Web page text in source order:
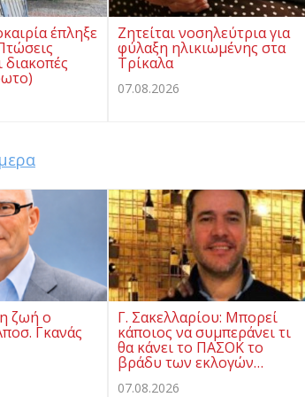
έπληξε
διακοπές
Ζητείται νοσηλεύτρια για
φύλαξη ηλικιωμένης στα
Τρίκαλα
07.08.2026
ζωή ο
Γκανάς
Γ. Σακελλαρίου: Μπορεί
κάποιος να συμπεράνει τι
θα κάνει το ΠΑΣΟΚ το
βράδυ των εκλογών…
07.08.2026